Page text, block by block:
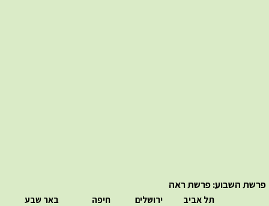
פרשת השבוע: פרשת ראה
תל אביב
ירושלים
חיפה
באר שבע